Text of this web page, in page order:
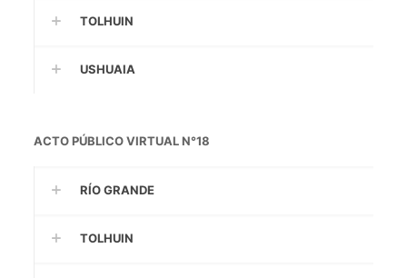
TOLHUIN
USHUAIA
ACTO PÚBLICO VIRTUAL N°18
RÍO GRANDE
TOLHUIN